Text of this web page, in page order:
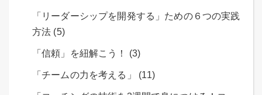
「リーダーシップを開発する」ための６つの実践
方法 (5)
「信頼」を紐解こう！ (3)
「チームの力を考える」 (11)